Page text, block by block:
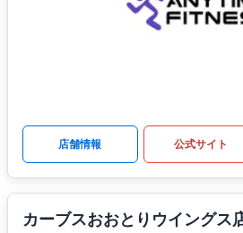
店舗情報 公式サイト
カーブスおおとりウイングス